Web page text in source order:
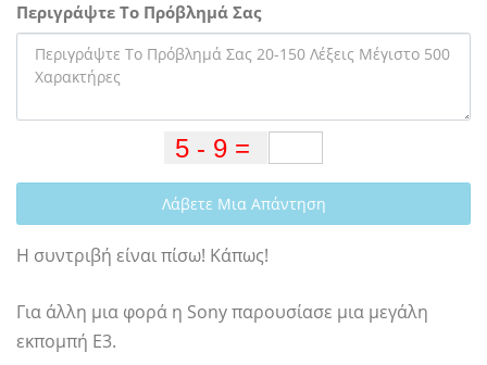
Περιγράψτε Το Πρόβλημά Σας
Λάβετε Μια Απάντηση
Η συντριβή είναι πίσω! Κάπως!
Για άλλη μια φορά η Sony παρουσίασε μια μεγάλη
εκπομπή E3.